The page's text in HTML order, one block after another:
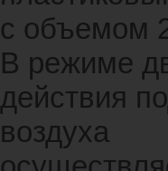
с объемом
В режиме
действия
воздуха